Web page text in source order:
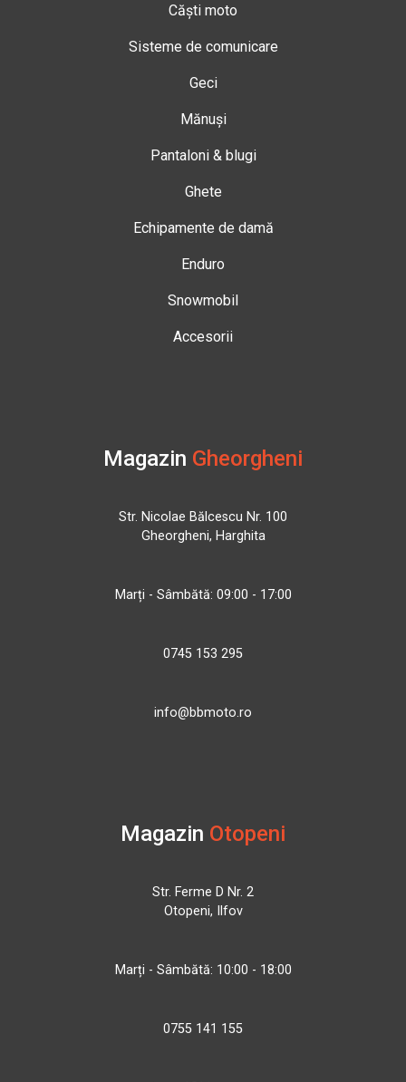
Căști moto
Sisteme de comunicare
Geci
Mănuși
Pantaloni & blugi
Ghete
Echipamente de damă
Enduro
Snowmobil
Accesorii
Magazin Gheorgheni
Str. Nicolae Bălcescu Nr. 100
Gheorgheni, Harghita
Marți - Sâmbătă: 09:00 - 17:00
0745 153 295
info@bbmoto.ro
Magazin Otopeni
Str. Ferme D Nr. 2
Otopeni, Ilfov
Marți - Sâmbătă: 10:00 - 18:00
0755 141 155